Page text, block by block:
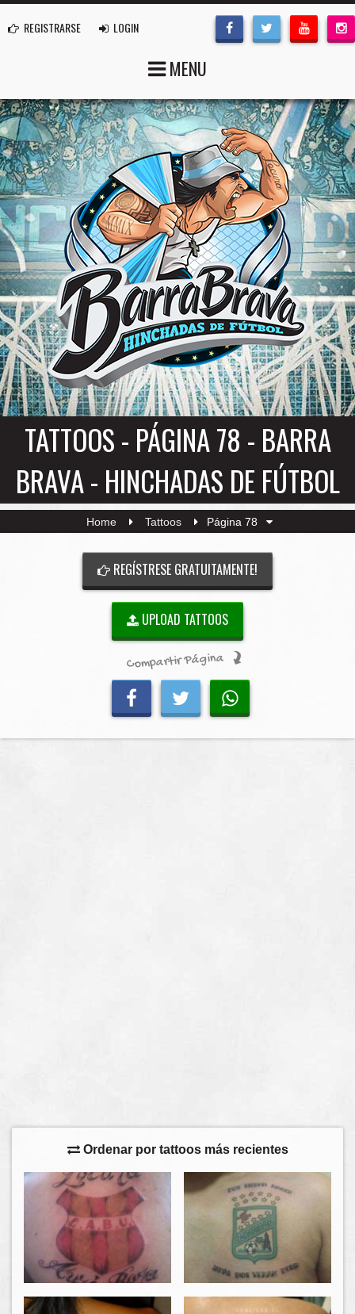
REGISTRARSE LOGIN
MENU
TATTOOS - PÁGINA 78 - BARRA
BRAVA - HINCHADAS DE FÚTBOL
Home Tattoos Página 78
REGÍSTRESE GRATUITAMENTE!
UPLOAD TATTOOS
Compartir Página
Ordenar por tattoos más recientes